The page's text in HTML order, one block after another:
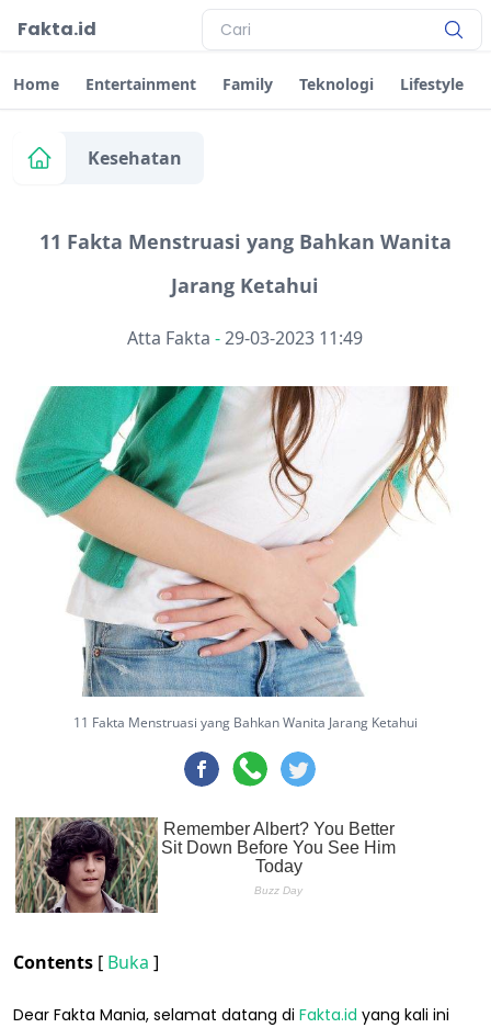
Fakta.id
Home Entertainment Family Teknologi Lifestyle
Kesehatan
11 Fakta Menstruasi yang Bahkan Wanita
Jarang Ketahui
Atta Fakta -29-03-2023 11:49
11 Fakta Menstruasi yang Bahkan Wanita Jarang Ketahui
Contents [ Buka ]
Dear Fakta Mania, selamat datang di Fakta.id yang kali ini